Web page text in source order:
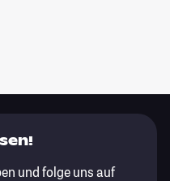
und folge uns auf